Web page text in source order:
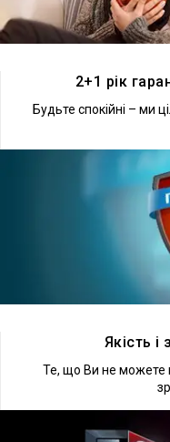
2+1 рік
Будьте спокійні – ми
Якість і
Те, що Ви не можете